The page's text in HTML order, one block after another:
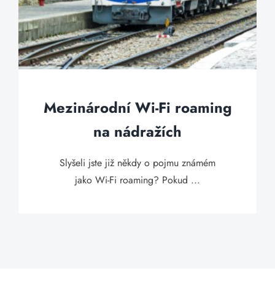
Mezinárodní Wi-Fi roaming
na nádražích
Slyšeli jste již někdy o pojmu známém
jako Wi-Fi roaming? Pokud ...